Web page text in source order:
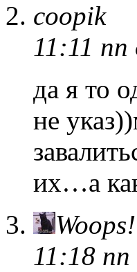
coopik
11:11 пп
да я то
не
их…а
Woops!
11:18 пп